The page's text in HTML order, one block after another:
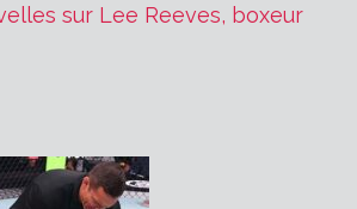
sur Lee Reeves, boxeur